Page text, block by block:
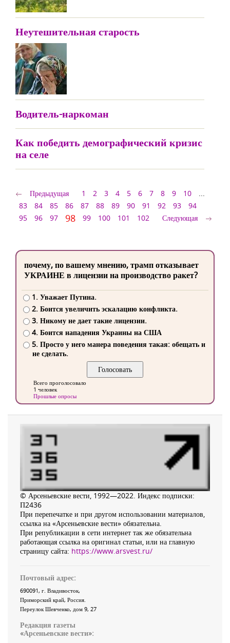
Неутешительная старость
Водитель-наркоман
Как победить демографический кризис
на селе
Предыдущая 1 2 3 4 5 6 7 8 9 10
...
83
84 85 86 87 88 89 90 91 92 93
94
95
96 97 98 99 100 101 102 Следующая
почему, по вашему мнению, трамп отказывает
УКРАИНЕ в лицензии на производство ракет?
1. Уважает Путина.
2. Боится увеличить эскалацию конфликта.
3. Никому не дает такие лицензии.
4. Боится нападения Украины на США
5. Просто у него манера поведения такая: обещать и
не сделать.
Всего проголосовало
1 человек
Прошлые опросы
© Арсеньевские вести, 1992—2022. Индекс подписки:
П2436
При перепечатке и при другом использовании материалов,
ссылка на «Арсеньевские вести» обязательна.
При републикации в сети интернет так же обязательна
работающая ссылка на оригинал статьи, или на главную
страницу сайта: https://www.arsvest.ru/
Почтовый адрес:
690091, г. Владивосток,
Приморский край, Россия
Переулок Шевченко, дом 9, 27
Редакция газеты
«Арсеньевские вести»: